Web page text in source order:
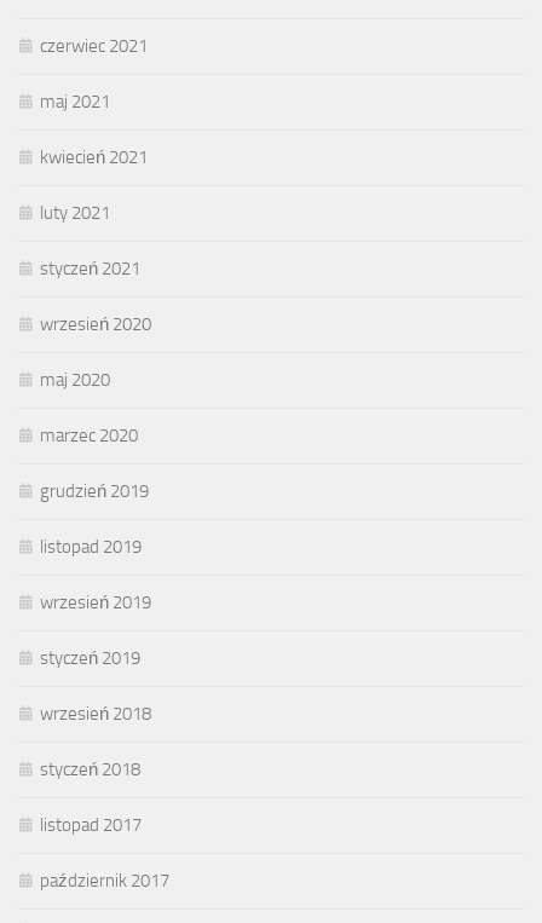
czerwiec 2021
maj 2021
kwiecień 2021
luty 2021
styczeń 2021
wrzesień 2020
maj 2020
marzec 2020
grudzień 2019
listopad 2019
wrzesień 2019
styczeń 2019
wrzesień 2018
styczeń 2018
listopad 2017
październik 2017